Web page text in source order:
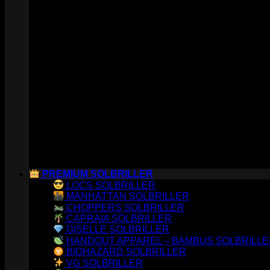
PREMIUM SOLBRILLER
LOCS SOLBRILLER
MANHATTAN SOLBRILLER
CHOPPERS SOLBRILLER
CAPRAIA SOLBRILLER
GISELLE SOLBRILLER
HANDOUT APPAREL – BAMBUS
BIOHAZARD SOLBRILLER
VG SOLBRILLER